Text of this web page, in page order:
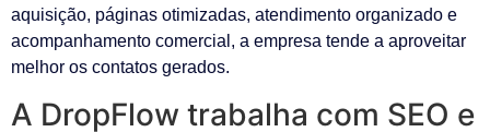
aquisição, páginas otimizadas, atendimento organizado e
acompanhamento comercial, a empresa tende a aproveitar
melhor os contatos gerados.
A DropFlow trabalha com SEO e